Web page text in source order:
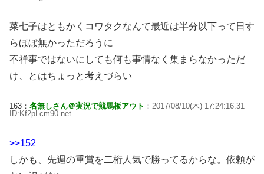
菜七子はともかくコワタクなんて最近は半分以下って日す
らほぼ無かっただろうに
不祥事ではないにしても何も事情なく集まらなかっただ
け、とはちょっと考えづらい
163： 名無しさん＠実況で競馬板アウト ：2017/08/10(木) 17:24:16.31
ID:Kf2pLcm90.net
>>152
しかも、先週の重賞を二桁人気で勝ってるからな。依頼が